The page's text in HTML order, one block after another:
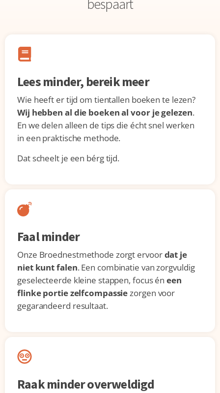
bespaart
Lees minder, bereik meer
Wie heeft er tijd om tientallen boeken te lezen?
Wij hebben al die boeken al voor je gelezen.
En we delen alleen de tips die écht snel werken
in een praktische methode.
Dat scheelt je een bérg tijd.
Faal minder
Onze Broednestmethode zorgt ervoordat je
niet kunt falen. Een combinatie van zorgvuldig
geselecteerde kleine stappen, focus éneen
flinke portie zelfcompassiezorgen voor
gegarandeerd resultaat.
Raak minder overweldigd